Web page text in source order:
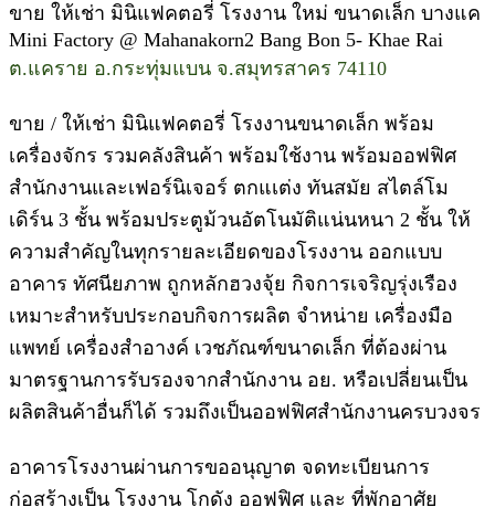
ขาย ให้เช่า มินิแฟคตอรี่ โรงงาน ใหม่ ขนาดเล็ก บางแค
Mini Factory @ Mahanakorn2 Bang Bon 5- Khae Rai
ต.แคราย อ.กระทุ่มแบน จ.สมุทรสาคร 74110
ขาย / ให้เช่า มินิแฟคตอรี่ โรงงานขนาดเล็ก พร้อม
เครื่องจักร รวมคลังสินค้า พร้อมใช้งาน พร้อมออฟฟิศ
สำนักงานและเฟอร์นิเจอร์ ตกแเต่ง ทันสมัย สไตล์โม
เดิร์น 3 ชั้น พร้อมประตูม้วนอัตโนมัติแน่นหนา 2 ชั้น ให้
ความสำคัญในทุกรายละเอียดของโรงงาน ออกแบบ
อาคาร ทัศนียภาพ ถูกหลักฮวงจุ้ย กิจการเจริญรุ่งเรือง
เหมาะสำหรับประกอบกิจการผลิต จำหน่าย เครื่องมือ
แพทย์ เครื่องสำอางค์ เวชภัณฑ์ขนาดเล็ก ที่ต้องผ่าน
มาตรฐานการรับรองจากสำนักงาน อย. หรือเปลี่ยนเป็น
ผลิตสินค้าอื่นก็ได้ รวมถึงเป็นออฟฟิศสำนักงานครบวงจร
อาคารโรงงานผ่านการขออนุญาต จดทะเบียนการ
ก่อสร้างเป็น โรงงาน โกดัง ออฟฟิศ และ ที่พักอาศัย